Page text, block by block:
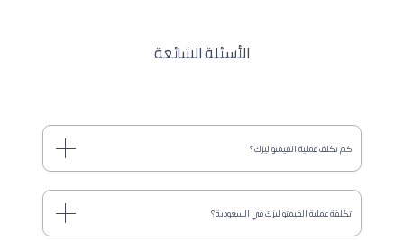
الأسئلة الشائعة
كم تكلف عملية الفيمتو ليزك؟
تكلفة عملية الفيمتو ليزك في السعودية؟